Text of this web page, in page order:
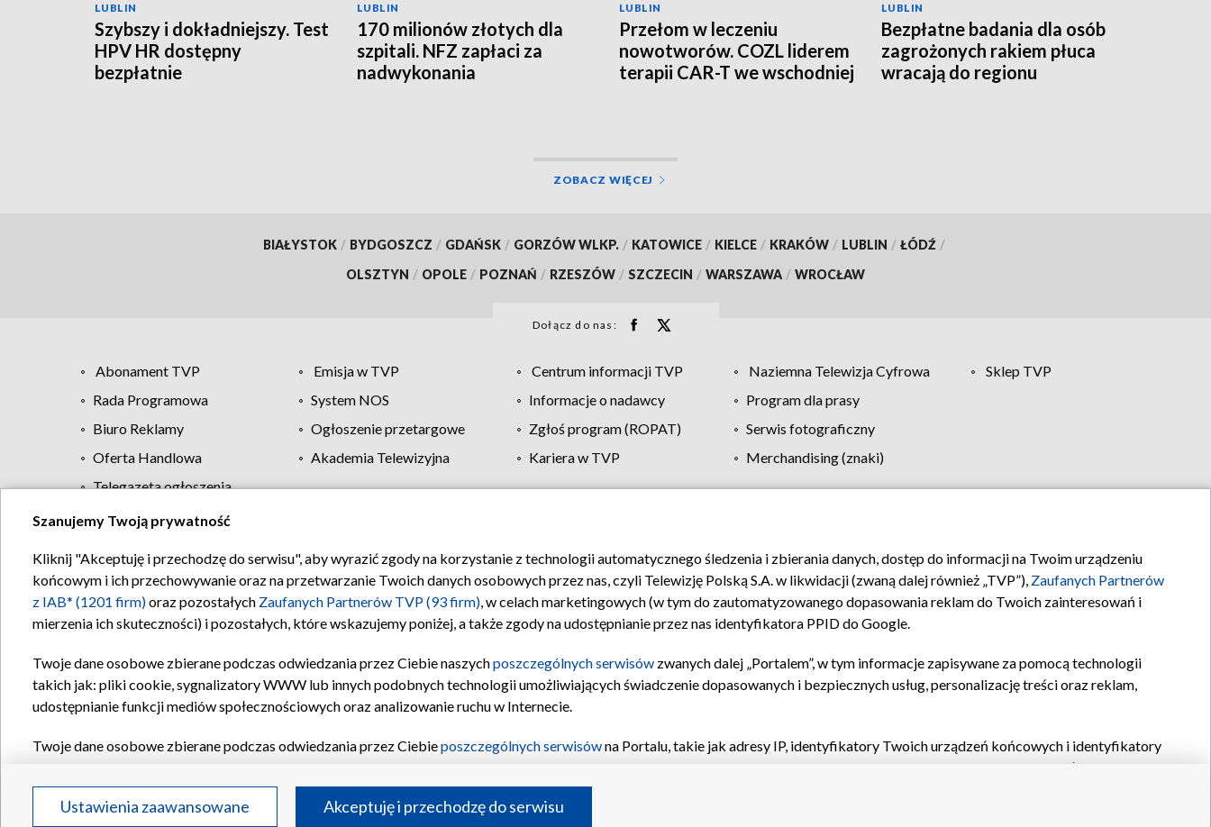
LUBLIN
Szybszy i dokładniejszy. Test
HPV HR dostępny
bezpłatnie
LUBLIN
170 milionów złotych dla
szpitali. NFZ zapłaci za
nadwykonania
LUBLIN
Przełom w leczeniu
nowotworów. COZL liderem
terapii CAR-T we wschodniej
LUBLIN
Bezpłatne badania dla osób
zagrożonych rakiem płuca
wracają do regionu
ZOBACZ WIĘCEJ
BIAŁYSTOK / BYDGOSZCZ / GDAŃSK / GORZÓW WLKP. / KATOWICE / KIELCE / KRAKÓW / LUBLIN / ŁÓDŹ /
OLSZTYN / OPOLE / POZNAŃ / RZESZÓW / SZCZECIN / WARSZAWA / WROCŁAW
Dołącz do nas:
Abonament TVP Emisja w TVP Centrum informacji TVP Naziemna Telewizja Cyfrowa
Sklep TVP
Rada Programowa
System NOS Informacje o nadawcy
Program dla prasy
Biuro Reklamy
Ogłoszenie przetargowe Zgłoś program (ROPAT)
Serwis fotograficzny
Oferta Handlowa
Akademia Telewizyjna Kariera w TVP
Merchandising (znaki)
Telegazeta ogłoszenia
Regulamin TVP Polityka prywatności Moje zgody Pomoc Biuro reklamy Kontakt
Szanujemy Twoją prywatność
Kliknij "Akceptuję i przechodzę do serwisu", aby wyrazić zgody na korzystanie z technologii automatycznego śledzenia i zbierania danych, dostęp do informacji na Twoim urządzeniu
końcowym i ich przechowywanie oraz na przetwarzanie Twoich danych osobowych przez nas, czyli Telewizję Polską S.A. w likwidacji (zwaną dalej również „TVP”), Zaufanych Partnerów
z IAB* (1201 firm)oraz pozostałych Zaufanych Partnerów TVP (93 firm), w celach marketingowych (w tym do zautomatyzowanego dopasowania reklam do Twoich zainteresowań i
mierzenia ich skuteczności) i pozostałych, które wskazujemy poniżej, a także zgody na udostępnianie przez nas identyfikatora PPID do Google.
Twoje dane osobowe zbierane podczas odwiedzania przez Ciebie naszychposzczególnych serwisów zwanych dalej „Portalem”, w tym informacje zapisywane za pomocą technologii
takich jak: pliki cookie, sygnalizatory WWW lub innych podobnych technologii umożliwiających świadczenie dopasowanych i bezpiecznych usług, personalizację treści oraz reklam,
udostępnianie funkcji mediów społecznościowych oraz analizowanie ruchu w Internecie.
Twoje dane osobowe zbierane podczas odwiedzania przez Ciebieposzczególnych serwisówna Portalu, takie jak adresy IP, identyfikatory Twoich urządzeń końcowych i identyfikatory
oraz pozostałych
Partnerów TVPdla realizacji następujących celów i funkcji: przechowywania informacji na urządzeniu lub dostęp do nich, wyboru podstawowych reklam, wyboru spersonalizowanych
reklam, tworzenia profilu spersonalizowanych reklam, tworzenia profilu spersonalizowanych treści, wyboru spersonalizowanych treści, pomiaru wydajności reklam, pomiaru wydajności
Ustawienia zaawansowane Akceptuję i przechodzę do serwisu